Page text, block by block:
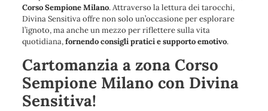
Corso Sempione Milano. Attraverso la lettura dei tarocchi,
Divina Sensitiva offre non solo un’occasione per esplorare
l’ignoto, ma anche un mezzo per riflettere sulla vita
quotidiana,fornendo consigli pratici e supporto emotivo.
Cartomanzia a zona Corso
Sempione Milano con Divina
Sensitiva!